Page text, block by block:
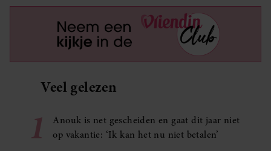
Veel gelezen
1
Anouk is net gescheiden en gaat dit jaar niet
op vakantie: ‘Ik kan het nu niet betalen’